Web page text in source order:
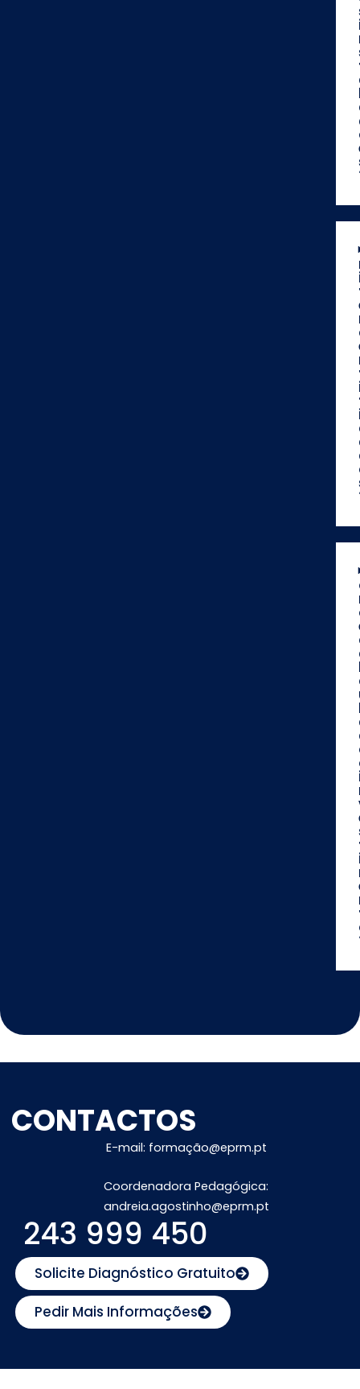
CONTACTOS
E-mail: formação@eprm.pt
Coordenadora Pedagógica:
andreia.agostinho@eprm.pt
243 999 450
Solicite Diagnóstico Gratuito
Pedir Mais Informações